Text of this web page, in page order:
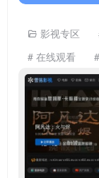
影视专区
# 在线观看